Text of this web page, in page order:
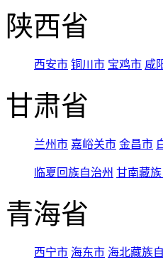
陕西省
西安市 铜川市 宝鸡市 咸
甘肃省
兰州市 嘉峪关市 金昌市
临夏回族自治州 甘南藏族
青海省
西宁市 海东市 海北藏族